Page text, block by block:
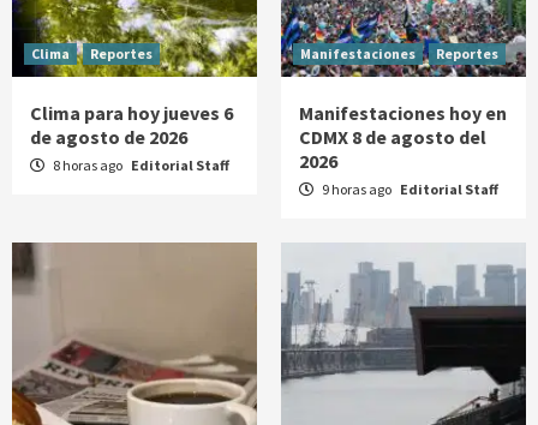
Clima Reportes
Clima para hoy jueves 6
de agosto de 2026
8 horas ago Editorial Staff
Manifestaciones Reportes
Manifestaciones hoy en
CDMX 8 de agosto del
2026
9 horas ago Editorial Staff